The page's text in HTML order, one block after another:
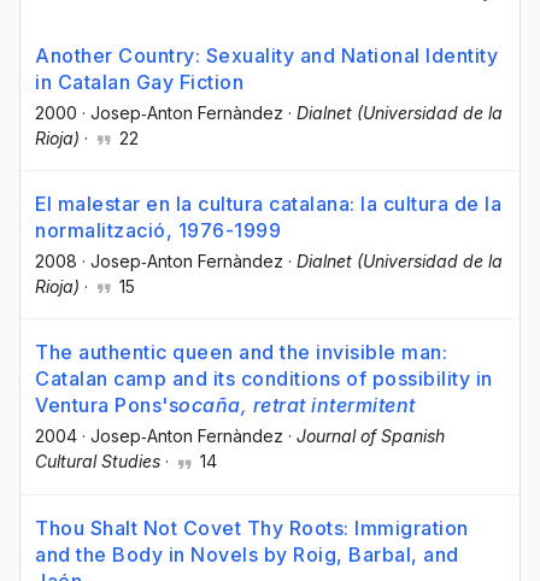
Another Country: Sexuality and National Identity
in Catalan Gay Fiction
2000 · Josep‐Anton Fernàndez · Dialnet (Universidad de la
Rioja) · 22
El malestar en la cultura catalana: la cultura de la
normalització, 1976-1999
2008 · Josep‐Anton Fernàndez · Dialnet (Universidad de la
Rioja) · 15
The authentic queen and the invisible man:
Catalan camp and its conditions of possibility in
Ventura Pons'socaña, retrat intermitent
2004 · Josep‐Anton Fernàndez · Journal of Spanish
Cultural Studies · 14
Thou Shalt Not Covet Thy Roots: Immigration
and the Body in Novels by Roig, Barbal, and